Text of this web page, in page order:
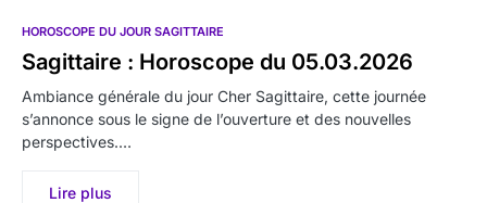
HOROSCOPE DU JOUR SAGITTAIRE
Sagittaire : Horoscope du 05.03.2026
Ambiance générale du jour Cher Sagittaire, cette journée
s’annonce sous le signe de l’ouverture et des nouvelles
perspectives.…
Lire plus